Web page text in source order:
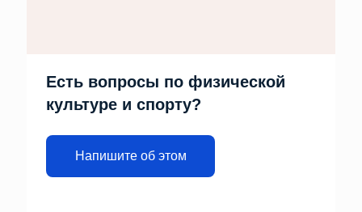
Есть вопросы по физической
культуре и спорту?
Напишите об этом